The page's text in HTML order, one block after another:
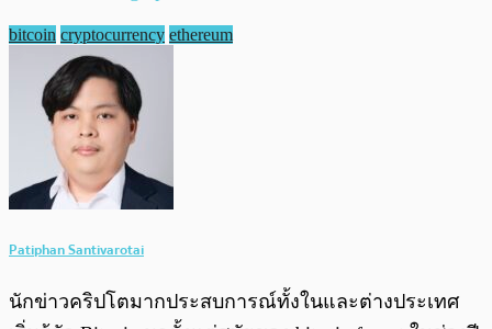
bitcoin cryptocurrency ethereum
Patiphan Santivarotai
นักข่าวคริปโตมากประสบการณ์ทั้งในและต่างประเทศ